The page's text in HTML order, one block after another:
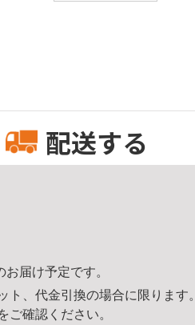
配送する
届け予定です。
ト、代金引換の場合に限ります
ご確認ください。